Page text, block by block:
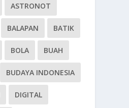
ASTRONOT
BALAPAN BATIK
BOLA BUAH
BUDAYA INDONESIA
DIGITAL